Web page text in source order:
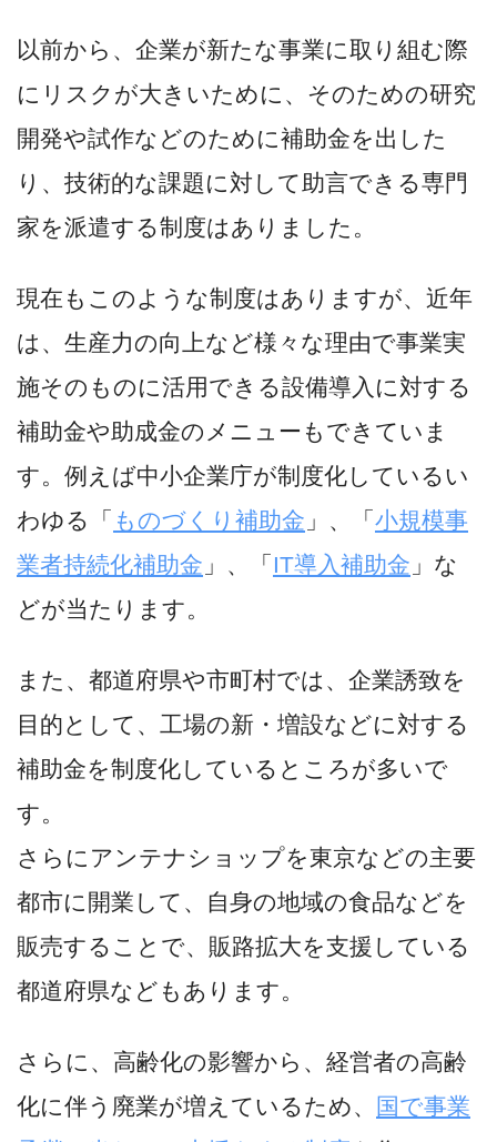
以前から、企業が新たな事業に取り組む際
にリスクが大きいために、そのための研究
開発や試作などのために補助金を出した
り、技術的な課題に対して助言できる専門
家を派遣する制度はありました。
現在もこのような制度はありますが、近年
は、生産力の向上など様々な理由で事業実
施そのものに活用できる設備導入に対する
補助金や助成金のメニューもできていま
す。例えば中小企業庁が制度化しているい
わゆる「 ものづくり補助金 」、「 小規模事
業者持続化補助金 」、「 IT導入補助金 」な
どが当たります。
また、都道府県や市町村では、企業誘致を
目的として、工場の新・増設などに対する
補助金を制度化しているところが多いで
す。
さらにアンテナショップを東京などの主要
都市に開業して、自身の地域の食品などを
販売することで、販路拡大を支援している
都道府県などもあります。
さらに、高齢化の影響から、経営者の高齢
化に伴う廃業が増えているため、
国で事業